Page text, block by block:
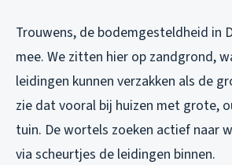
Trouwens, de bodemgesteldheid in
mee. We zitten hier op zandgrond,
leidingen kunnen verzakken als de
zie dat vooral bij huizen met grote,
tuin. De wortels zoeken actief naar
via scheurtjes de leidingen binnen.